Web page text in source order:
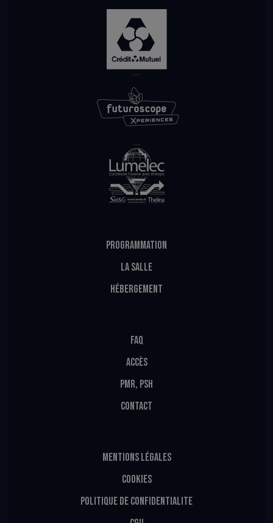
PROGRAMMATION
LA SALLE
HÉBERGEMENT
FAQ
ACCÈS
PMR, PSH
CONTACT
MENTIONS LÉGALES
COOKIES
POLITIQUE DE CONFIDENTIALITE